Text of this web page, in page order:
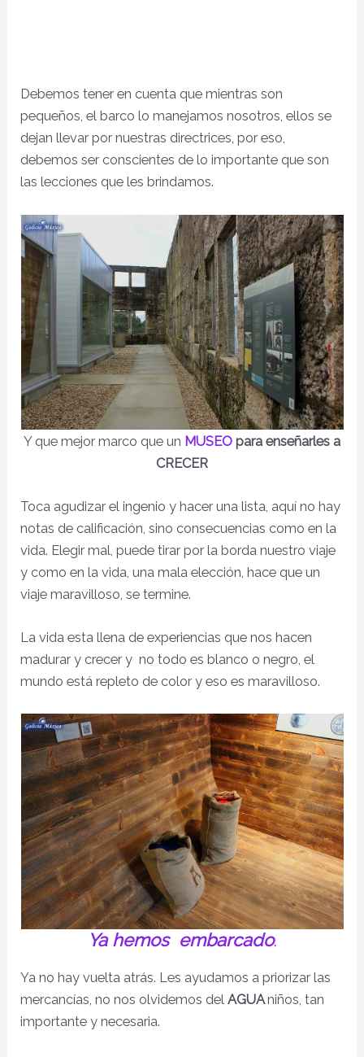
Debemos tener en cuenta que mientras son
pequeños, el barco lo manejamos nosotros, ellos se
dejan llevar por nuestras directrices, por eso,
debemos ser conscientes de lo importante que son
las lecciones que les brindamos.
Y que mejor marco que un MUSEO para enseñarles a
CRECER
Toca agudizar el ingenio y hacer una lista, aquí no hay
notas de calificación, sino consecuencias como en la
vida. Elegir mal, puede tirar por la borda nuestro viaje
y como en la vida, una mala elección, hace que un
viaje maravilloso, se termine.
La vida esta llena de experiencias que nos hacen
madurar y crecer y no todo es blanco o negro, el
mundo está repleto de color y eso es maravilloso.
Ya hemos embarcado.
Ya no hay vuelta atrás. Les ayudamos a priorizar las
mercancías, no nos olvidemos delAGUAniños, tan
importante y necesaria.